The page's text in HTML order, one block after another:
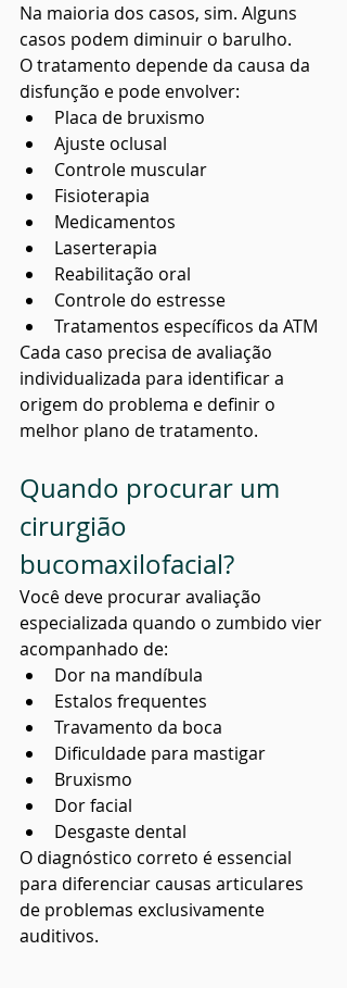
Na maioria dos casos, sim. Alguns
casos podem diminuir o barulho.
O tratamento depende da causa da
disfunção e pode envolver:
Placa de bruxismo
Ajuste oclusal
Controle muscular
Fisioterapia
Medicamentos
Laserterapia
Reabilitação oral
Controle do estresse
Tratamentos específicos da ATM
Cada caso precisa de avaliação
individualizada para identificar a
origem do problema e definir o
melhor plano de tratamento.
Quando procurar um
cirurgião
bucomaxilofacial?
Você deve procurar avaliação
especializada quando o zumbido vier
acompanhado de:
Dor na mandíbula
Estalos frequentes
Travamento da boca
Dificuldade para mastigar
Bruxismo
Dor facial
Desgaste dental
O diagnóstico correto é essencial
para diferenciar causas articulares
de problemas exclusivamente
auditivos.